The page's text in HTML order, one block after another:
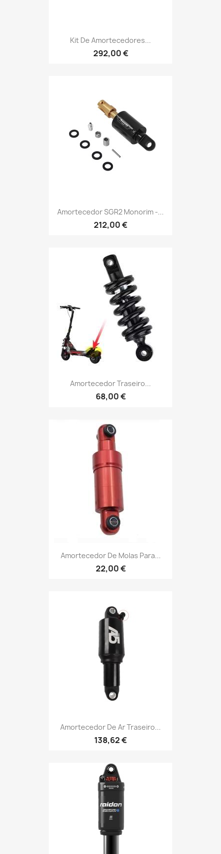
Kit De Amortecedores...
292,00 €
Amortecedor SGR2 Monorim -...
212,00 €
Amortecedor Traseiro...
68,00 €
Amortecedor De Molas Para...
22,00 €
Amortecedor De Ar Traseiro...
138,62 €